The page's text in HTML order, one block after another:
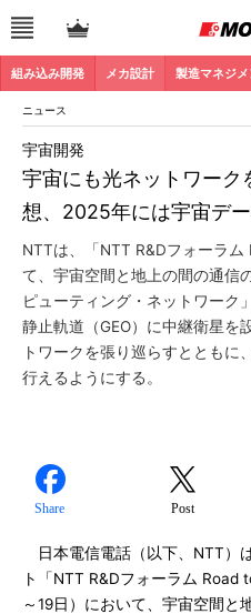
組み込み開発 メカ設計 製造マネジメ
ニュース
宇宙にも光ネットワーク
想、2025年には宇宙デ
宇宙開発
NTTは、「NTT R&Dフォーラ
て、宇宙空間と地上の間の通信
ピューティング・ネットワーク
静止軌道（GEO）に中継衛星を
トワークを張り巡らすとともに
行えるようにする。
Share Post
日本電信電話（以下、NTT）
ト「NTT R&Dフォーラム Road
～19日）において、宇宙空間と